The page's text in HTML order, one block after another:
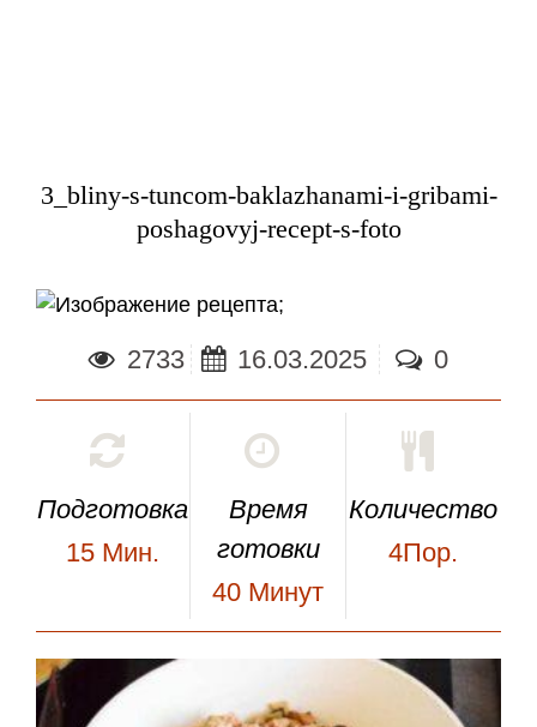
3_bliny-s-tuncom-baklazhanami-i-gribami-
poshagovyj-recept-s-foto
;
2733 16.03.2025 0
Подготовка
15 Мин.
Время
готовки
40 Минут
Количество
4Пор.